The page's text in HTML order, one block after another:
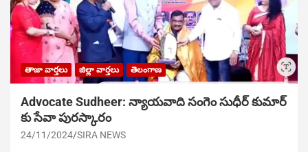
తాజా వార్తలు జిల్లా వార్తలు తెలంగాణ
Advocate Sudheer: న్యాయవాది సంగెం సుధీర్ కుమార్
కు సేవా పురస్కారం
24/11/2024 SIRA NEWS